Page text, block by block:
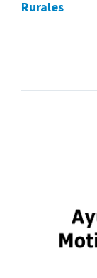
Rurales